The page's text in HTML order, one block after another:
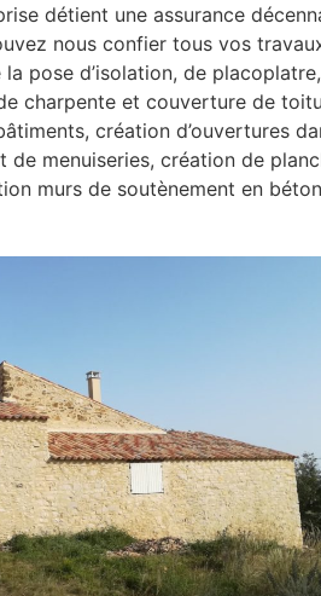
détient une assurance
nous confier tous vos
pose d’isolation, de
charpente et couverture de
création d’ouvertures
de menuiseries, création de
murs de soutènement en